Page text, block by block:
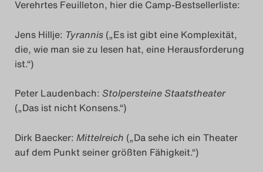
Verehrtes Feuilleton, hier die Camp-Bestsellerliste:
Jens Hillje: Tyrannis („Es ist gibt eine Komplexität,
die, wie man sie zu lesen hat, eine Herausforderung
ist.“)
Peter Laudenbach: Stolpersteine Staatstheater
(„Das ist nicht Konsens.“)
Dirk Baecker: Mittelreich („Da sehe ich ein Theater
auf dem Punkt seiner größten Fähigkeit.“)